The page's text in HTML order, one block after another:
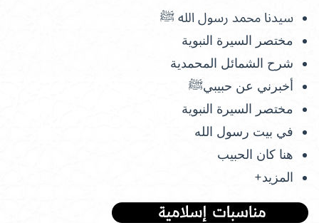
سيدنا محمد رسول الله ﷺ
مختصر السيرة النبوية
شرح الشمائل المحمدية
أخبرني عن حبيبيﷺ
مختصر السيرة النبوية
في بيت رسول الله
هنا كان الحبيب
المزيد+